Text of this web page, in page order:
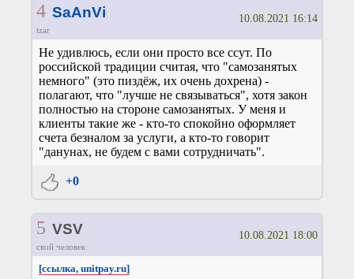
4 SaAnVi
tzar
10.08.2021 16:14
Не удивлюсь, если они просто все ссут. По
российской традиции считая, что "самозанятых
немного" (это пиздёж, их очень дохрена) -
полагают, что "лучше не связываться", хотя закон
полностью на стороне самозанятых. У меня и
клиенты такие же - кто-то спокойно оформляет
счета безналом за услуги, а кто-то говорит
"данунах, не будем с вами сотрудничать".
+0
5 VSV
свой человек
10.08.2021 18:00
[ссылка, unitpay.ru]